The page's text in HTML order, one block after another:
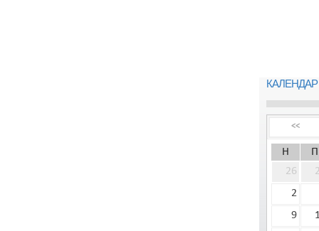
<<
Н
П
26
2
9